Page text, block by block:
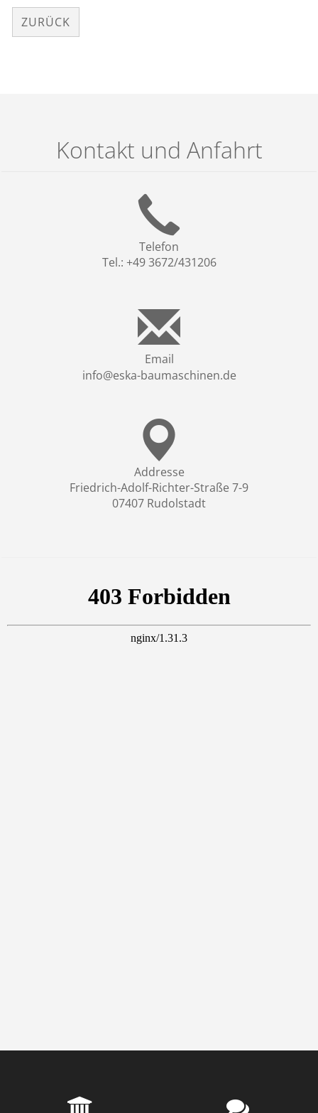
ZURÜCK
Kontakt und Anfahrt
Telefon
Tel.: +49 3672/431206
Email
info@eska-baumaschinen.de
Addresse
Friedrich-Adolf-Richter-Straße 7-9
07407 Rudolstadt